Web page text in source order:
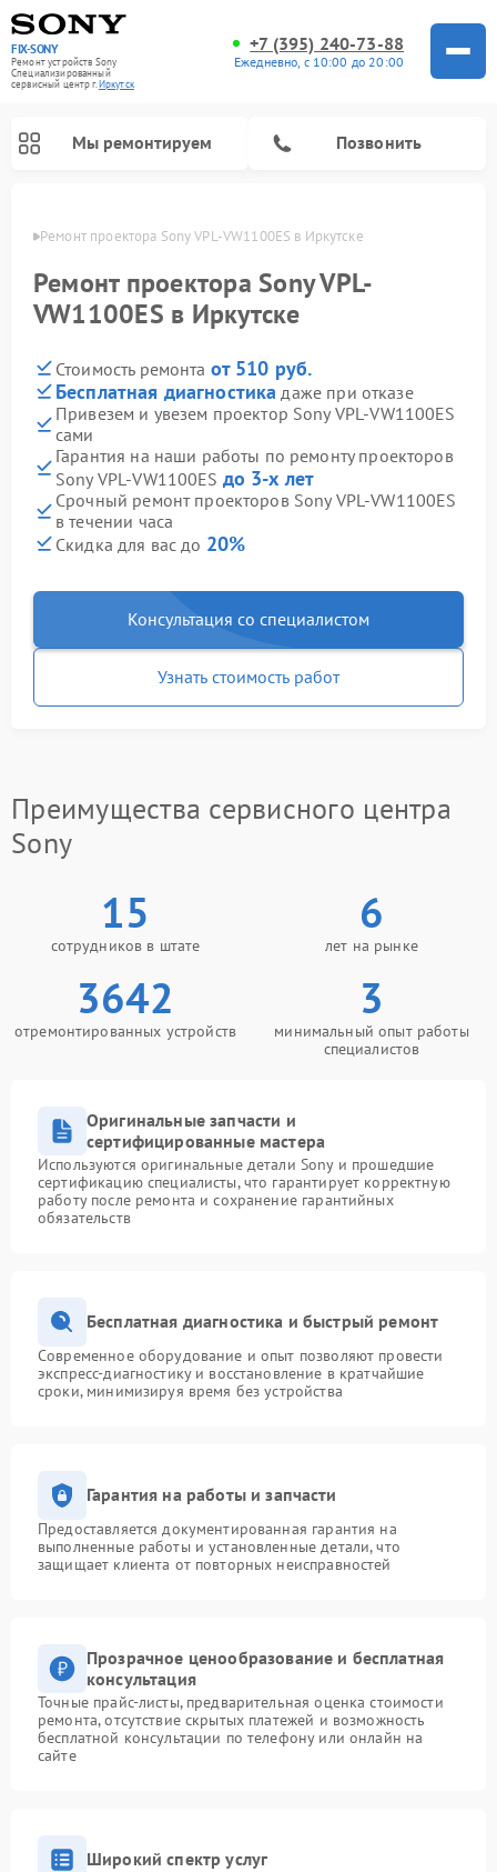
FIX-SONY
Ремонт устройств Sony
Специализированный
cервисный центр г.Иркутск
+7 (395) 240-73-88
Ежедневно, с 10:00 до 20:00
Мы ремонтируем Позвонить
Ремонт проектора Sony VPL-VW1100ES в Иркутске
Ремонт проектора Sony VPL-
VW1100ES в Иркутске
Стоимость ремонта от 510 руб.
Бесплатная диагностика даже при отказе
Привезем и увезем проектор Sony VPL-VW1100ES
сами
Гарантия на наши работы по ремонту проекторов
Sony VPL-VW1100ES до 3-х лет
Срочный ремонт проекторов Sony VPL-VW1100ES
в течении часа
Скидка для вас до 20%
Консультация со специалистом
Узнать стоимость работ
Преимущества сервисного центра
Sony
15
сотрудников в штате
6
лет на рынке
3642
отремонтированных устройств
3
минимальный опыт работы
специалистов
Оригинальные запчасти и
сертифицированные мастера
Используются оригинальные детали Sony и прошедшие
сертификацию специалисты, что гарантирует корректную
работу после ремонта и сохранение гарантийных
обязательств
Бесплатная диагностика и быстрый ремонт
Современное оборудование и опыт позволяют провести
экспресс-диагностику и восстановление в кратчайшие
сроки, минимизируя время без устройства
Гарантия на работы и запчасти
Предоставляется документированная гарантия на
выполненные работы и установленные детали, что
защищает клиента от повторных неисправностей
Прозрачное ценообразование и бесплатная
консультация
Точные прайс-листы, предварительная оценка стоимости
ремонта, отсутствие скрытых платежей и возможность
бесплатной консультации по телефону или онлайн на
сайте
Широкий спектр услуг